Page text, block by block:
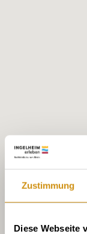
Zustimmung
Diese Webseite